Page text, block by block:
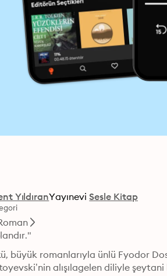
YıldıranYayınevi Sesle Kitap
büyük romanlarıyla ünlü Fyodor